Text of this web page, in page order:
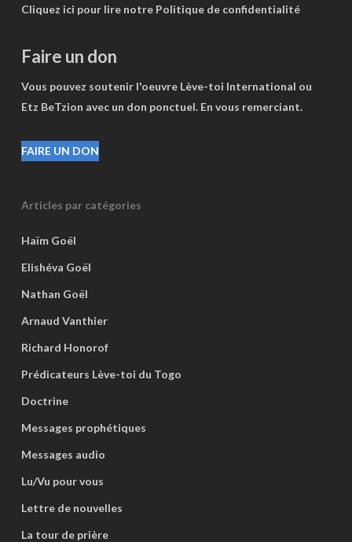
Cliquez ici pour lire notre Politique de confidentialité
Faire un don
Vous pouvez soutenir l'oeuvre Lève-toi International ou
Etz BeTzion avec un don ponctuel. En vous remerciant.
FAIRE UN DON
Articles par catégories
Haïm Goël
Elishéva Goël
Nathan Goël
Arnaud Vanthier
Richard Honorof
Prédicateurs Lève-toi du Togo
Doctrine
Messages prophétiques
Messages audio
Lu/Vu pour vous
Lettre de nouvelles
La tour de prière